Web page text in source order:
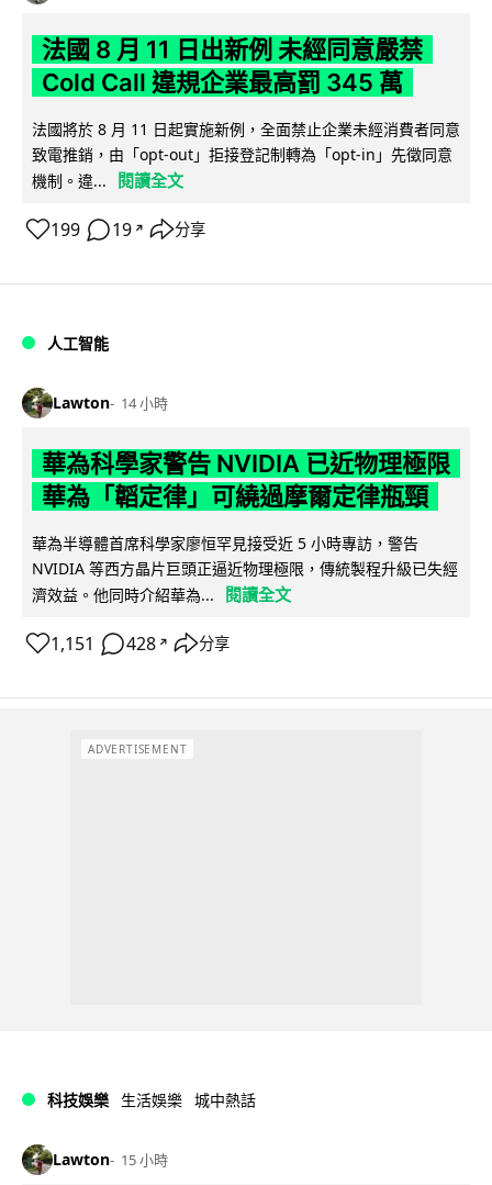
法國 8 月 11 日出新例 未經同意嚴禁
Cold Call 違規企業最高罰 345 萬
法國將於 8 月 11 日起實施新例，全面禁止企業未經消費者同意
致電推銷，由「opt-out」拒接登記制轉為「opt-in」先徵同意
機制。違...
閱讀全文
199 19 ↗ 分享
人工智能
Lawton 14 小時
華為科學家警告 NVIDIA 已近物理極限
華為「韜定律」可繞過摩爾定律瓶頸
華為半導體首席科學家廖恒罕見接受近 5 小時專訪，警告
NVIDIA 等西方晶片巨頭正逼近物理極限，傳統製程升級已失經
濟效益。他同時介紹華為...
閱讀全文
1,151 428 ↗ 分享
ADVERTISEMENT
科技娛樂 生活娛樂 城中熱話
Lawton 15 小時